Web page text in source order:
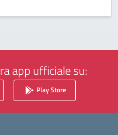
app ufficiale su:
Play Store